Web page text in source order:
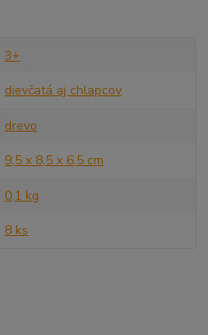
3+
dievčatá aj chlapcov
drevo
9,5 x 8,5 x 6,5 cm
0,1 kg
8 ks